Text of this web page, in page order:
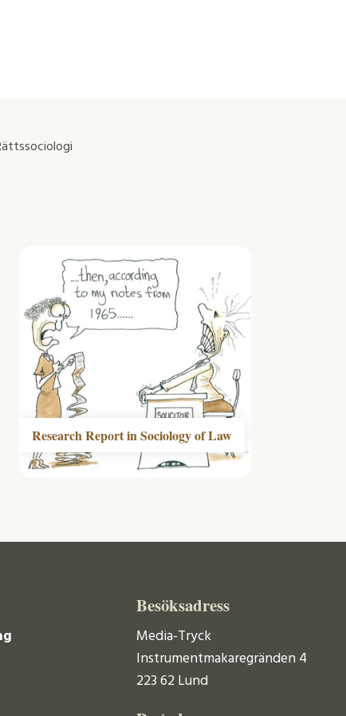
Research Report in Sociology of Law
Besöksadress
Media-Tryck
Instrumentmakaregränden 4
223 62 Lund